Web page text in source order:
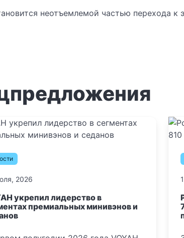
неотъемлемой частью перехода к
2026
укрепил лидерство в
премиальных минивэнов и